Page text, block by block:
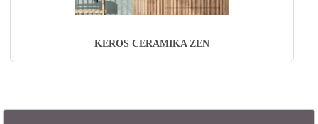
KEROS CERAMIKA ZEN